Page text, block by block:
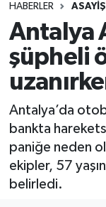
HABERLER ASAYIŞ
Antalya
şüpheli
Antalya’da
bankta
paniğe neden
ekipler, 57
belirledi.
Eğitim
Ekonomi
Gündem
Kültür-
Magazin
Tüm
Son Dakika
Haber Arşivi